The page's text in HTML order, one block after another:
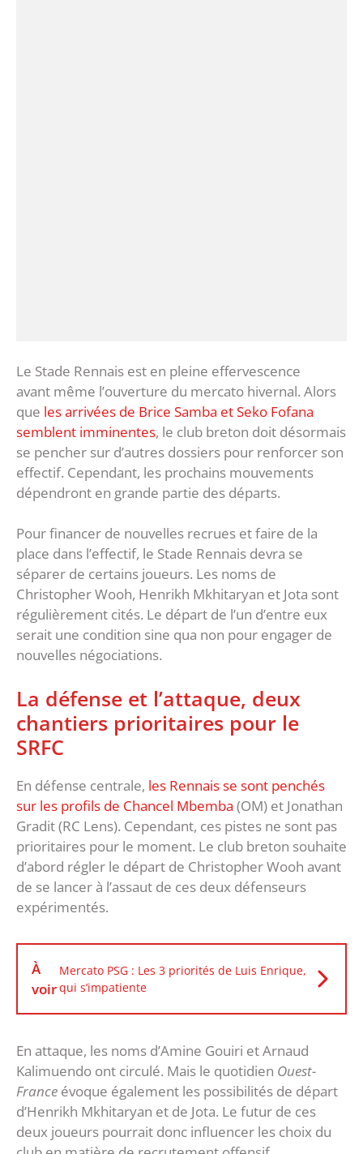
Le Stade Rennais est en pleine effervescence
avant même l’ouverture du mercato hivernal. Alors
que les arrivées de Brice Samba et Seko Fofana
semblent imminentes, le club breton doit désormais
se pencher sur d’autres dossiers pour renforcer son
effectif. Cependant, les prochains mouvements
dépendront en grande partie des départs.
Pour financer de nouvelles recrues et faire de la
place dans l’effectif, le Stade Rennais devra se
séparer de certains joueurs. Les noms de
Christopher Wooh, Henrikh Mkhitaryan et Jota sont
régulièrement cités. Le départ de l’un d’entre eux
serait une condition sine qua non pour engager de
nouvelles négociations.
La défense et l’attaque, deux
chantiers prioritaires pour le
SRFC
En défense centrale, les Rennais se sont penchés
sur les profils de Chancel Mbemba (OM) et Jonathan
Gradit (RC Lens). Cependant, ces pistes ne sont pas
prioritaires pour le moment. Le club breton souhaite
d’abord régler le départ de Christopher Wooh avant
de se lancer à l’assaut de ces deux défenseurs
expérimentés.
À
voir
Mercato PSG : Les 3 priorités de Luis Enrique,
qui s’impatiente
En attaque, les noms d’Amine Gouiri et Arnaud
Kalimuendo ont circulé. Mais le quotidien Ouest-
France évoque également les possibilités de départ
d’Henrikh Mkhitaryan et de Jota. Le futur de ces
deux joueurs pourrait donc influencer les choix du